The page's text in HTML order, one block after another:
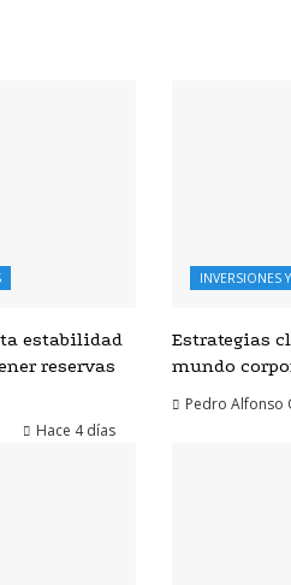
estabilidad
reservas
Hace 4 días
INVERSIONES
Estrategias
mundo
Pedro Alfonso